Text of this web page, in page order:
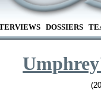
DOSSIERS